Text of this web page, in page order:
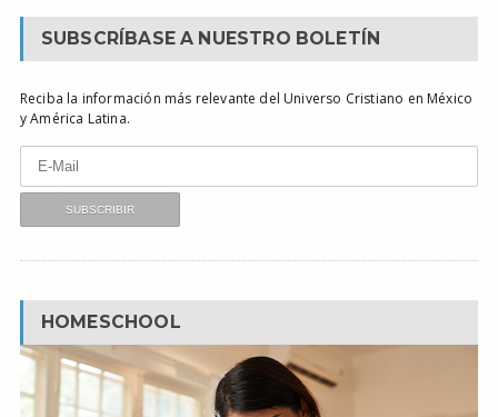
SUBSCRÍBASE A NUESTRO BOLETÍN
Reciba la información más relevante del Universo Cristiano en México
y América Latina.
HOMESCHOOL